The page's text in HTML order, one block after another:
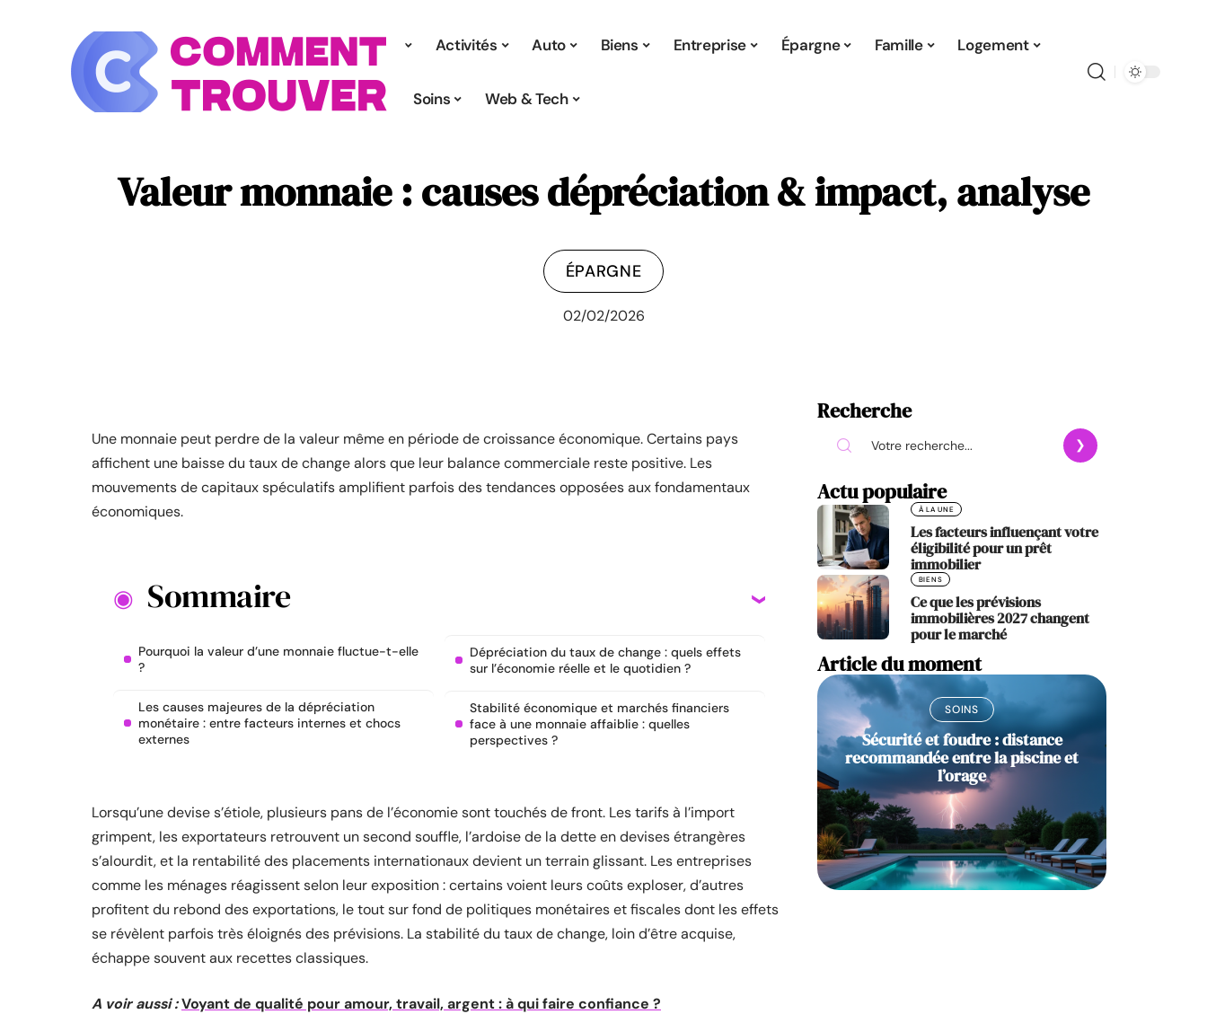
À la une Activités Auto Biens Entreprise Épargne Famille Logement
Look Soins Web & Tech
Valeur monnaie : causes dépréciation & impact, analyse
ÉPARGNE
02/02/2026
Une monnaie peut perdre de la valeur même en période de croissance économique. Certains pays
affichent une baisse du taux de change alors que leur balance commerciale reste positive. Les
mouvements de capitaux spéculatifs amplifient parfois des tendances opposées aux fondamentaux
économiques.
Sommaire
Pourquoi la valeur d’une monnaie fluctue-t-elle
?
Les causes majeures de la dépréciation
monétaire : entre facteurs internes et chocs
externes
Dépréciation du taux de change : quels effets
sur l’économie réelle et le quotidien ?
Stabilité économique et marchés financiers
face à une monnaie affaiblie : quelles
perspectives ?
Lorsqu’une devise s’étiole, plusieurs pans de l’économie sont touchés de front. Les tarifs à l’import
grimpent, les exportateurs retrouvent un second souffle, l’ardoise de la dette en devises étrangères
s’alourdit, et la rentabilité des placements internationaux devient un terrain glissant. Les entreprises
comme les ménages réagissent selon leur exposition : certains voient leurs coûts exploser, d’autres
profitent du rebond des exportations, le tout sur fond de politiques monétaires et fiscales dont les effets
se révèlent parfois très éloignés des prévisions. La stabilité du taux de change, loin d’être acquise,
échappe souvent aux recettes classiques.
A voir aussi :Voyant de qualité pour amour, travail, argent : à qui faire confiance ?
Recherche
Actu populaire
À LA UNE
Les facteurs influençant votre
éligibilité pour un prêt
immobilier
BIENS
Ce que les prévisions
immobilières 2027 changent
pour le marché
Article du moment
SOINS
Sécurité et foudre : distance
recommandée entre la piscine et
l’orage